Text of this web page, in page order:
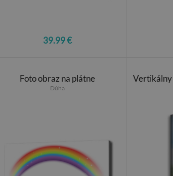
39.99 €
Foto obraz na plátne
Dúha
Vertikálny